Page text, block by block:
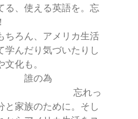
る、使える英語を。忘
い！
ちろん、アメリカ生活
学んだり気づいたりし
文化も。
為
？ 忘れっ
と家族のために。そし